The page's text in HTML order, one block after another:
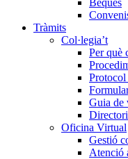
Beques
Tràmits
Col·legia’t
Per què
Protocol
Guia de
Oficina Virtual
Gestió
Atenció